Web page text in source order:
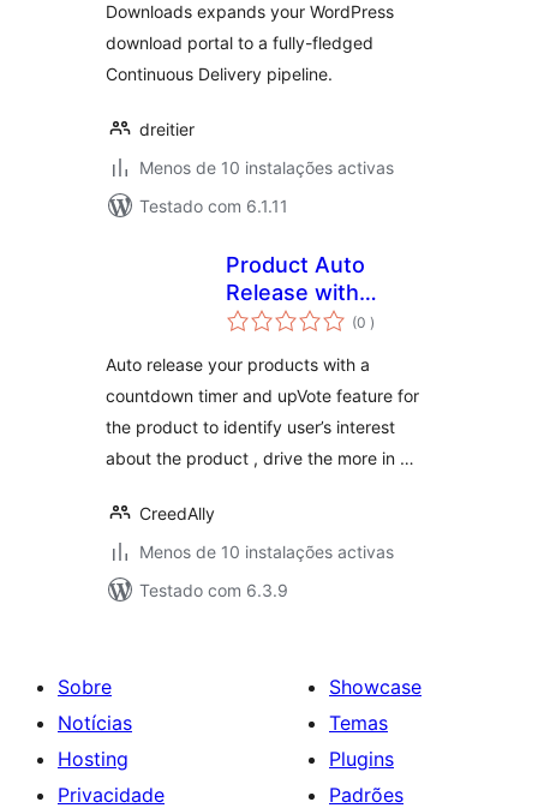
Downloads expands your WordPress
download portal to a fully-fledged
Continuous Delivery pipeline.
dreitier
Menos de 10 instalações activas
Testado com 6.1.11
Product Auto
Release with
Upvote &
(0 classificações
)
Auto release your products with a
countdown timer and upVote feature for
the product to identify user’s interest
about the product , drive the more in …
CreedAlly
Menos de 10 instalações activas
Testado com 6.3.9
Sobre
Notícias
Hosting
Privacidade
Showcase
Temas
Plugins
Padrões